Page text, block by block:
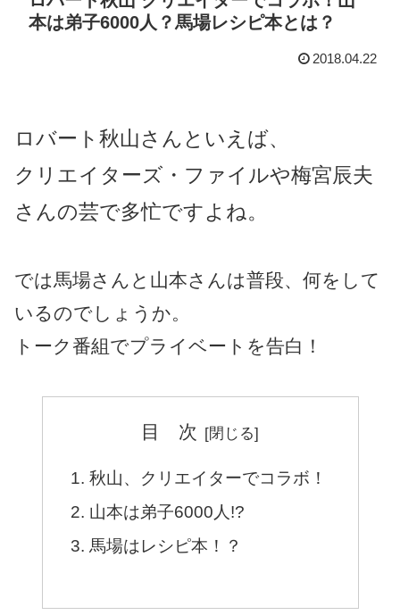
本は弟子6000人？馬場レシピ本とは？
2018.04.22
ロバート秋山さんといえば、
クリエイターズ・ファイルや梅宮辰夫
さんの芸で多忙ですよね。
では馬場さんと山本さんは普段、何をして
いるのでしょうか。
トーク番組でプライベートを告白！
目 次
秋山、クリエイターでコラボ！
山本は弟子6000人!?
馬場はレシピ本！？